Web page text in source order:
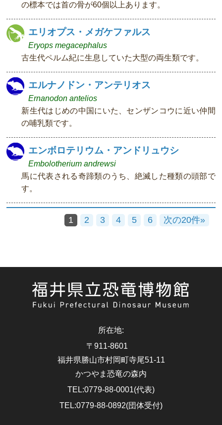
の標本では首の骨が60個以上あります。
エリオプス・メガケファルス
Eryops megacephalus
古生代ペルム紀に生息していた大型の両生類です。
エルナノドン・アンテリオス
Ernanodon antelios
新生代はじめの中国にいた、センザンコウに近い仲間
の哺乳類です。
エンボロテリウム・アンドリュウシ
Embolotherium andrewsi
馬に代表される奇蹄類のうち、絶滅した種類の頭部で
す。
1 2 3 4 5 6 次の20件»
所在地:
〒911-8601
福井県勝山市村岡町寺尾51-11
かつやま恐竜の森内
TEL:0779-88-0001(代表)
TEL:0779-88-0892(団体受付)